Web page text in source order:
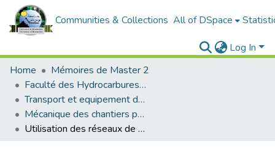
Communities & Collections All of DSpace
Log In
Home
Mémoires de Master 2
Faculté des Hydrocarbures et de la Chimie
Transport et equipement des hydrocarbures
Mécanique des chantiers pétroliers
Utilisation des réseaux de neurone pour la prédiction et l’optimisation de l’intégrité de surface des pièces mécaniques soumises à la fatigue